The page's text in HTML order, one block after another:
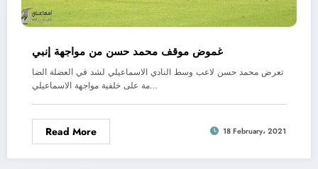
غموض موقف محمد حسن من مواجهة إنبي
تعرض محمد حسن لاعب وسط النادي الاسماعيلي لشد في العضلة الضا
مة على خلفية مواجهة الاسماعيلي…
Read More 18 February، 2021